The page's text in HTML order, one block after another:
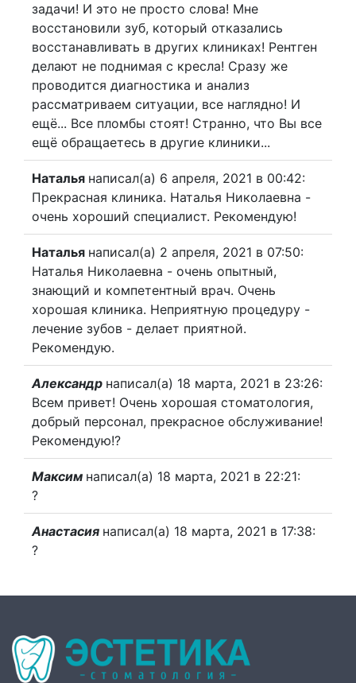
задачи! И это не просто слова! Мне
восстановили зуб, который отказались
восстанавливать в других клиниках! Рентген
делают не поднимая с кресла! Сразу же
проводится диагностика и анализ
рассматриваем ситуации, все наглядно! И
ещё... Все пломбы стоят! Странно, что Вы все
ещё обращаетесь в другие клиники...
Наталья написал(а) 6 апреля, 2021 в 00:42:
Прекрасная клиника. Наталья Николаевна -
очень хороший специалист. Рекомендую!
Наталья написал(а) 2 апреля, 2021 в 07:50:
Наталья Николаевна - очень опытный,
знающий и компетентный врач. Очень
хорошая клиника. Неприятную процедуру -
лечение зубов - делает приятной.
Рекомендую.
Александр написал(а) 18 марта, 2021 в 23:26:
Всем привет! Очень хорошая стоматология,
добрый персонал, прекрасное обслуживание!
Рекомендую!?
Максим написал(а) 18 марта, 2021 в 22:21:
?
Анастасия написал(а) 18 марта, 2021 в 17:38:
?